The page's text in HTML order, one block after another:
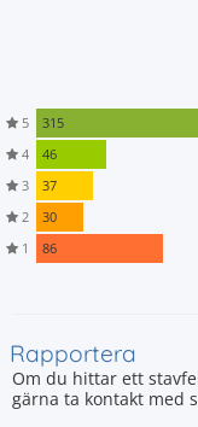
5
315
4
46
3
37
2
30
1
86
Rapportera
Om du hittar ett
gärna ta kontakt med